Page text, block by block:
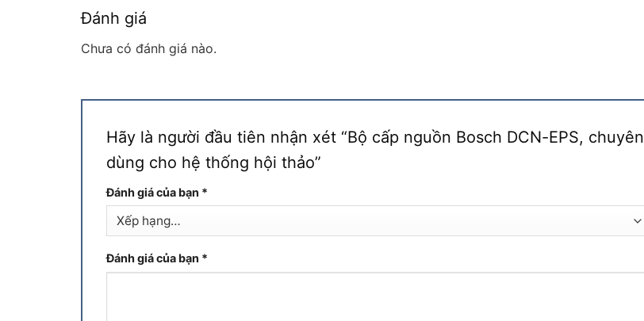
Đánh giá
Chưa có đánh giá nào.
Hãy là người đầu tiên nhận xét “Bộ cấp nguồn Bosch DCN-EPS, chuyên
dùng cho hệ thống hội thảo”
Đánh giá của bạn *
Đánh giá của bạn *